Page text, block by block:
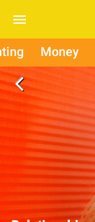
Money
arrow_back_ios